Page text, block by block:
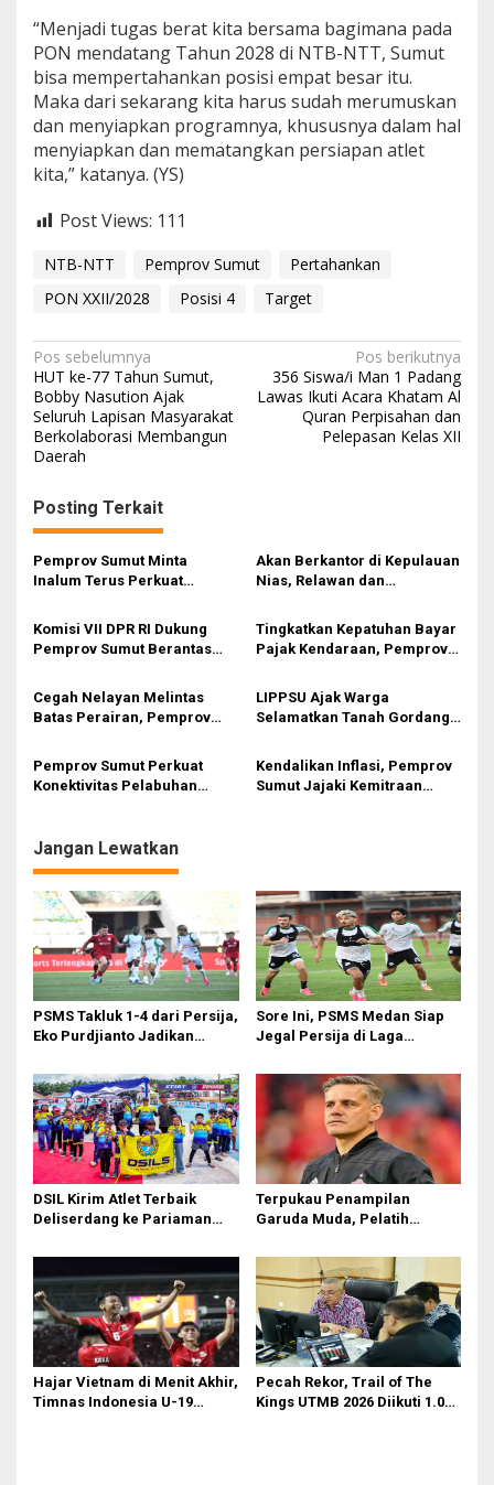
“Menjadi tugas berat kita bersama bagimana pada
PON mendatang Tahun 2028 di NTB-NTT, Sumut
bisa mempertahankan posisi empat besar itu.
Maka dari sekarang kita harus sudah merumuskan
dan menyiapkan programnya, khususnya dalam hal
menyiapkan dan mematangkan persiapan atlet
kita,” katanya. (YS)
Post Views: 111
NTB-NTT Pemprov Sumut
Pertahankan
PON XXII/2028
Posisi 4 Target
N
a
v
i
a
s
i
o
Pos sebelumnya
HUT ke-77 Tahun Sumut,
Bobby Nasution Ajak
Seluruh Lapisan Masyarakat
Berkolaborasi Membangun
Daerah
Pos berikutnya
356 Siswa/i Man 1 Padang
Lawas Ikuti Acara Khatam Al
Quran Perpisahan dan
Pelepasan Kelas XII
Posting Terkait
Pemprov Sumut Minta
Inalum Terus Perkuat
Lingkungan di Kawasan
Danau Toba
Akan Berkantor di Kepulauan
Nias, Relawan dan
Bobby Nasution
Komisi VII DPR RI Dukung
Pemprov Sumut Berantas
Tingkatkan Kepatuhan Bayar
Pajak Kendaraan, Pemprov
ke Masyarakat
Cegah Nelayan Melintas
Batas Perairan, Pemprov
LIPPSU Ajak Warga
Selamatkan Tanah Gordang
Total Melawan Mafia PETI
Pemprov Sumut Perkuat
Konektivitas Pelabuhan
Kendalikan Inflasi, Pemprov
Sumut Jajaki Kemitraan
Jangan Lewatkan
PSMS Takluk 1-4 dari Persija,
Eko Purdjianto Jadikan
di Liga 2
Sore Ini, PSMS Medan Siap
Jegal Persija di Laga
DSIL Kirim Atlet Terbaik
Deliserdang ke Pariaman
Terpukau Penampilan
Garuda Muda, Pelatih
Bakal Saksikan Langsung
Aksi Timnas U-19
Hajar Vietnam di Menit Akhir,
Timnas Indonesia U-19
Pecah Rekor, Trail of The
Kings UTMB 2026 Diikuti 1.015